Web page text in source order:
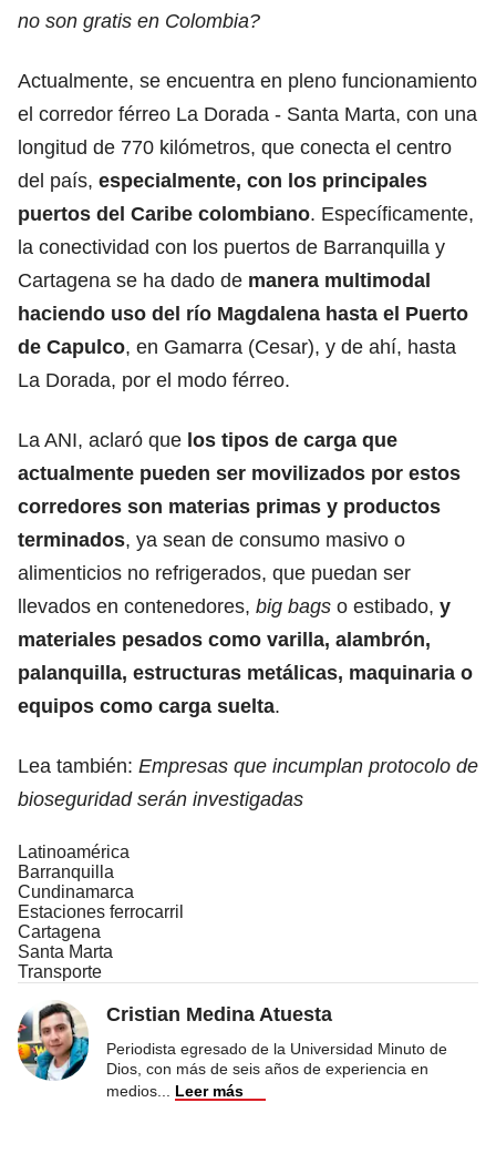
no son gratis en Colombia?
Actualmente, se encuentra en pleno funcionamiento
el corredor férreo La Dorada - Santa Marta, con una
longitud de 770 kilómetros, que conecta el centro
del país, especialmente, con los principales
puertos del Caribe colombiano. Específicamente,
la conectividad con los puertos de Barranquilla y
Cartagena se ha dado de manera multimodal
haciendo uso del río Magdalena hasta el Puerto
de Capulco, en Gamarra (Cesar), y de ahí, hasta
La Dorada, por el modo férreo.
La ANI, aclaró que los tipos de carga que
actualmente pueden ser movilizados por estos
corredores son materias primas y productos
terminados, ya sean de consumo masivo o
alimenticios no refrigerados, que puedan ser
llevados en contenedores, big bags o estibado, y
materiales pesados como varilla, alambrón,
palanquilla, estructuras metálicas, maquinaria o
equipos como carga suelta.
Lea también: Empresas que incumplan protocolo de
bioseguridad serán investigadas
Latinoamérica
Barranquilla
Cundinamarca
Estaciones ferrocarril
Cartagena
Santa Marta
Transporte
Cristian Medina Atuesta
Periodista egresado de la Universidad Minuto de
Dios, con más de seis años de experiencia en
medios
Leer más